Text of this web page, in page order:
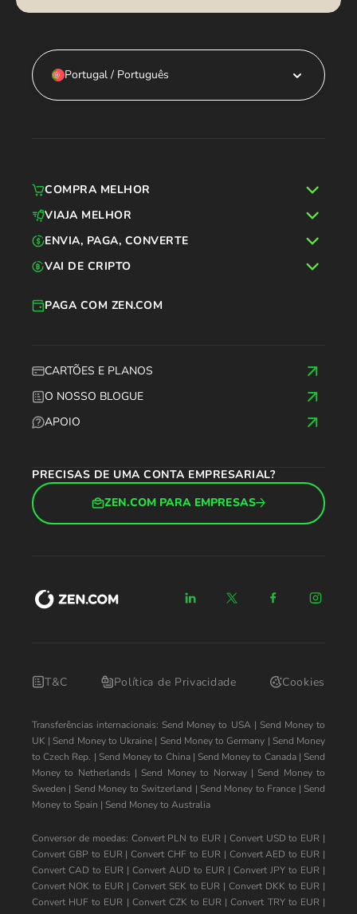
Portugal / Português
CARTÕES E PLANOS
O NOSSO BLOGUE
APOIO
PAGA COM ZEN.COM
PRECISAS DE UMA CONTA EMPRESARIAL?
ZEN.COM PARA EMPRESAS
COMPRA MELHOR
VIAJA MELHOR
ENVIA, PAGA, CONVERTE
VAI DE CRIPTO
T&C Política de Privacidade Cookies
Transferências internacionais: Send Money to USA| Send Money to
UK | Send Money to Ukraine | Send Money to Germany | Send Money
to Czech Rep. | Send Money to China| Send Money to Canada| Send
Money to Netherlands | Send Money to Norway| Send Money to
Sweden | Send Money to Switzerland | Send Money to France | Send
Money to Spain | Send Money to Australia
Conversor de moedas: Convert PLN to EUR | Convert USD to EUR |
Convert GBP to EUR|Convert CHF to EUR| Convert AED to EUR |
Convert CAD to EUR | Convert AUD to EUR | Convert JPY to EUR |
Convert NOK to EUR| Convert SEK to EUR |Convert DKK to EUR |
Convert HUF to EUR | Convert CZK to EUR |Convert TRY to EUR|